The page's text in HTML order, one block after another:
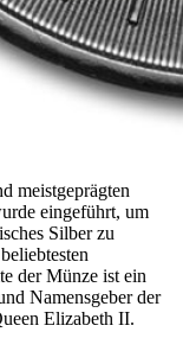
meistgeprägten
eingeführt, um
Silber zu
der Münze ist ein
Namensgeber der
Elizabeth II.